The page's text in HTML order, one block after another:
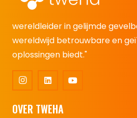
wereldleider in gelijmde
wereldwijd betrouwbare en
oplossingen biedt."
OVER TWEHA